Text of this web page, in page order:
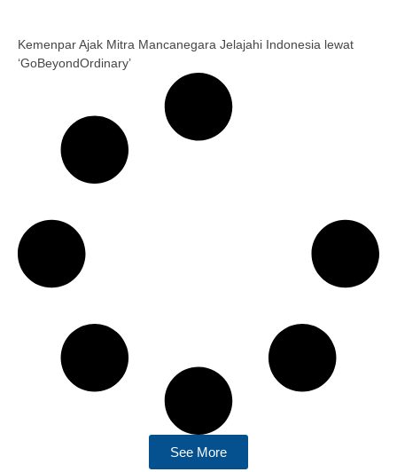
Kemenpar Ajak Mitra Mancanegara Jelajahi Indonesia lewat
‘GoBeyondOrdinary’
See More